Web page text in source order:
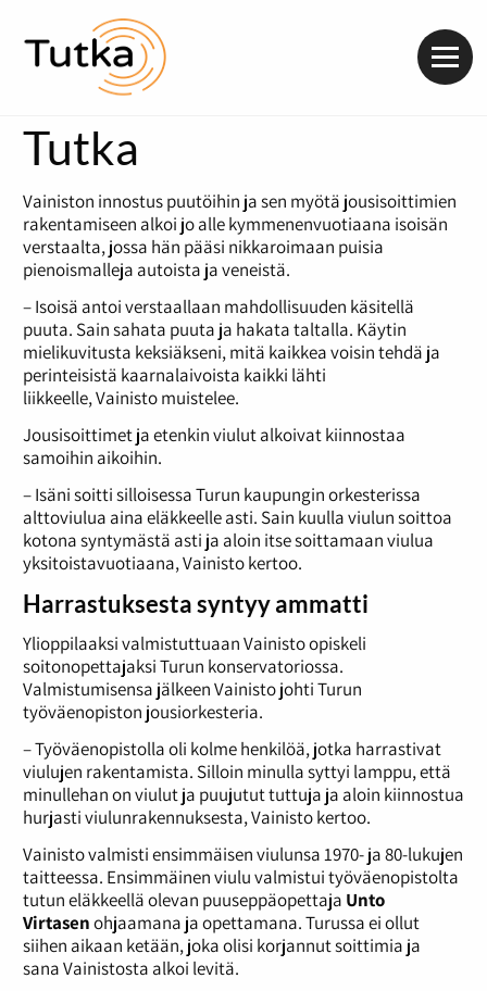
Tutka
Vainiston innostus puutöihin ja sen myötä jousisoittimien
rakentamiseen alkoi jo alle kymmenenvuotiaana isoisän
verstaalta, jossa hän pääsi nikkaroimaan puisia
pienoismalleja autoista ja veneistä.
– Isoisä antoi verstaallaan mahdollisuuden käsitellä
puuta. Sain sahata puuta ja hakata taltalla. Käytin
mielikuvitusta keksiäkseni, mitä kaikkea voisin tehdä ja
perinteisistä kaarnalaivoista kaikki lähti
liikkeelle, Vainisto muistelee.
Jousisoittimet ja etenkin viulut alkoivat kiinnostaa
samoihin aikoihin.
– Isäni soitti silloisessa Turun kaupungin orkesterissa
alttoviulua aina eläkkeelle asti. Sain kuulla viulun soittoa
kotona syntymästä asti ja aloin itse soittamaan viulua
yksitoistavuotiaana, Vainisto kertoo.
Harrastuksesta syntyy ammatti
Ylioppilaaksi valmistuttuaan Vainisto opiskeli
soitonopettajaksi Turun konservatoriossa.
Valmistumisensa jälkeen Vainisto johti Turun
työväenopiston jousiorkesteria.
– Työväenopistolla oli kolme henkilöä, jotka harrastivat
viulujen rakentamista. Silloin minulla syttyi lamppu, että
minullehan on viulut ja puujutut tuttuja ja aloin kiinnostua
hurjasti viulunrakennuksesta, Vainisto kertoo.
Vainisto valmisti ensimmäisen viulunsa 1970- ja 80-lukujen
taitteessa. Ensimmäinen viulu valmistui työväenopistolta
tutun eläkkeellä olevan puuseppäopettaja Unto
Virtasenohjaamana ja opettamana. Turussa ei ollut
siihen aikaan ketään, joka olisi korjannut soittimia ja
sana Vainistosta alkoi levitä.